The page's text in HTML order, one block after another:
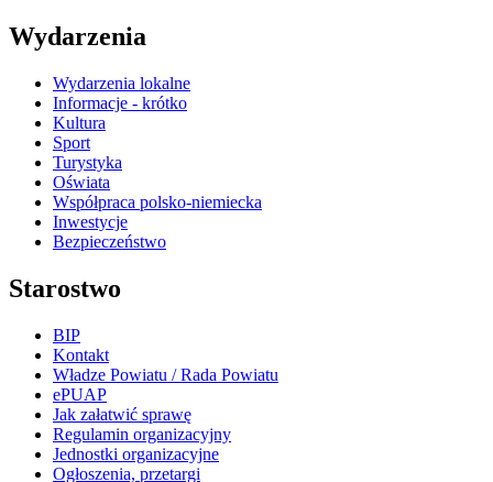
Wydarzenia
Wydarzenia lokalne
Informacje - krótko
Kultura
Sport
Turystyka
Oświata
Współpraca polsko-niemiecka
Inwestycje
Bezpieczeństwo
Starostwo
BIP
Kontakt
Władze Powiatu / Rada Powiatu
ePUAP
Jak załatwić sprawę
Regulamin organizacyjny
Jednostki organizacyjne
Ogłoszenia, przetargi